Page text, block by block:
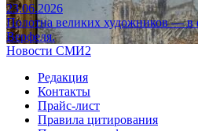
23.06.2026
Полотна великих художников — в
Верфеля.
Новости СМИ2
Редакция
Контакты
Прайс-лист
Правила цитирования